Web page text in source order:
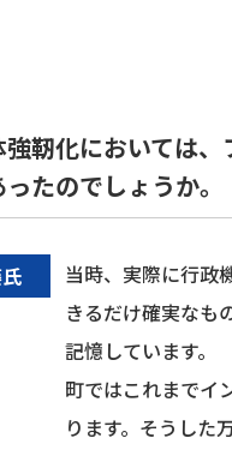
強靭化においては
たのでしょうか。
当時、実際に行政
きるだけ確実なも
記憶しています。
町ではこれまでイ
ります。そうした